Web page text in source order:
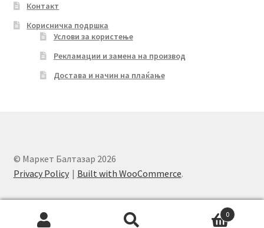
Контакт
Корисничка подршка
Услови за користење
Рекламации и замена на производ
Достава и начин на плаќање
© Маркет Балтазар 2026
Privacy Policy
Built with WooCommerce.
0